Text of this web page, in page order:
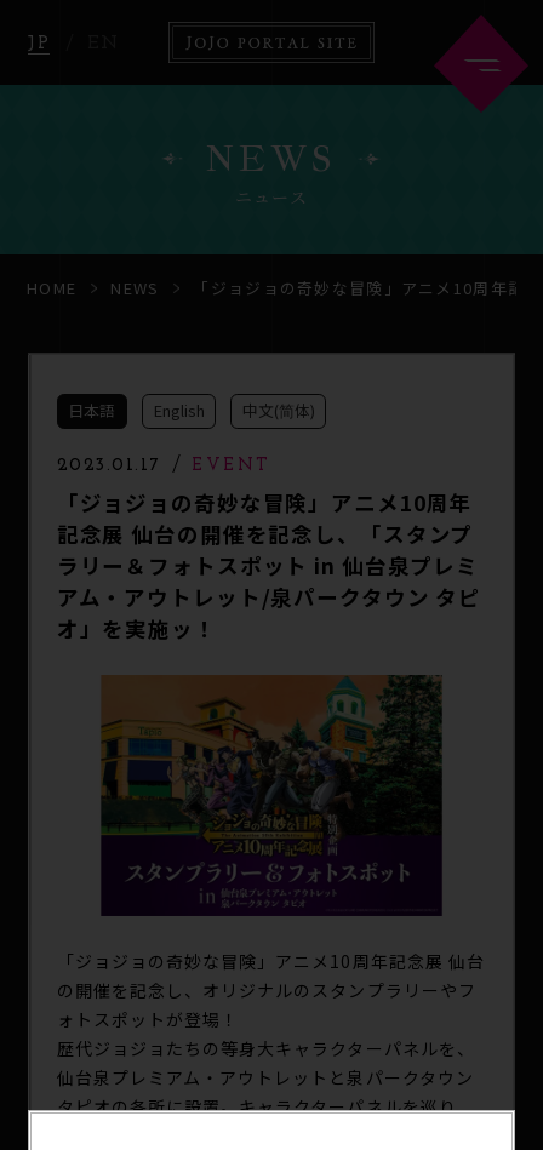
JP
HOME ABOUT
COMICS
SPECIAL
NEWS
ニュース
HOME NEWS 「ジョジョの奇妙な冒険」アニメ10周年
日本語 English 中文(简体)
2023.01.17 EVENT
「ジョジョの奇妙な冒険」アニメ10周年
記念展 仙台の開催を記念し、「スタンプ
ラリー＆フォトスポット in 仙台泉プレミ
アム・アウトレット/泉パークタウン タピ
オ」を実施ッ！
「ジョジョの奇妙な冒険」アニメ10周年記念展 仙台
の開催を記念し、オリジナルのスタンプラリーやフ
ォトスポットが登場！
歴代ジョジョたちの等身大キャラクターパネルを、
仙台泉プレミアム・アウトレットと泉パークタウン
タピオの各所に設置。キャラクターパネルを巡り、